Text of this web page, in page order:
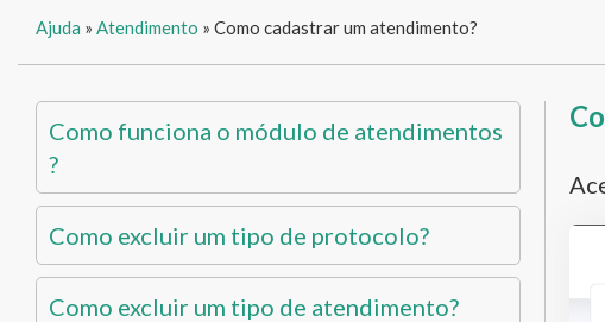
Ajuda » Atendimento » Como cadastrar um atendimento?
Como funciona o módulo de atendimentos
?
Como excluir um tipo de protocolo?
Como excluir um tipo de atendimento?